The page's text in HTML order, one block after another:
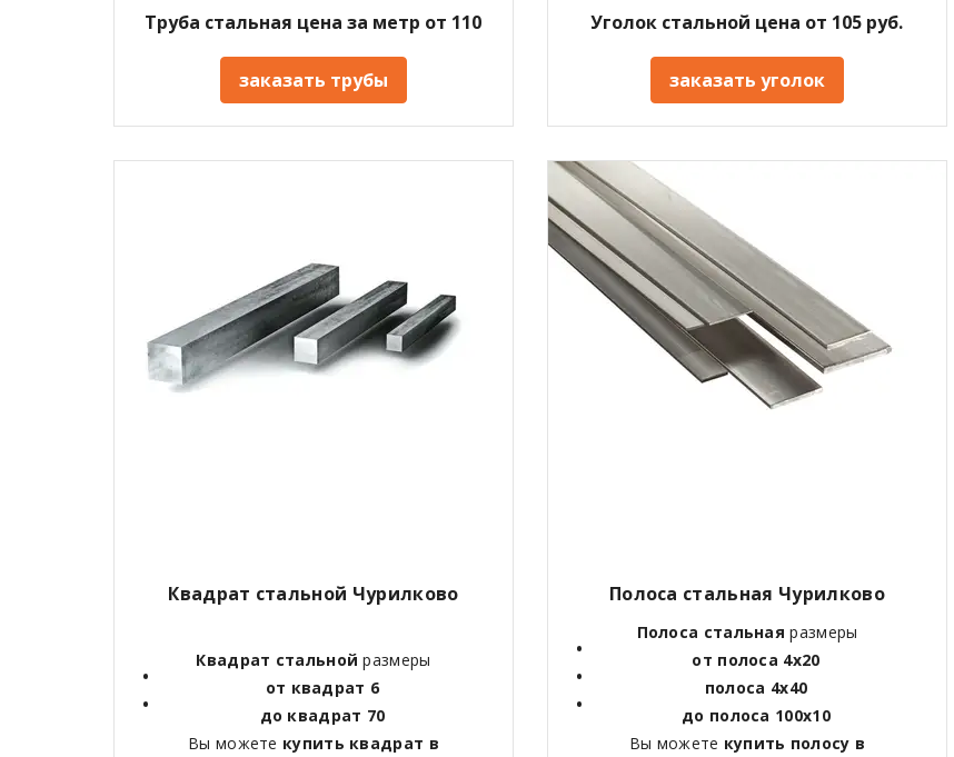
Труба стальная цена за метр от 110
заказать трубы
Уголок стальной цена от 105 руб.
заказать уголок
Квадрат стальной Чурилково
Квадрат стальной размеры
от квадрат 6
до квадрат 70
Вы можете купить квадрат в
Полоса стальная Чурилково
Полоса стальная размеры
от полоса 4х20
полоса 4х40
до полоса 100х10
Вы можете купить полосу в